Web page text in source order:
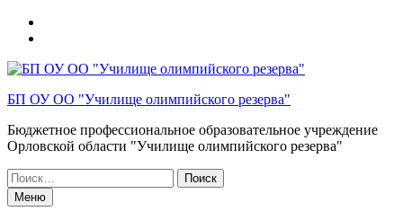
Одноклассниках
БП ОУ ОО "Училище олимпийского резерва"
Бюджетное профессиональное образовательное учреждение
Орловской области "Училище олимпийского резерва"
Искать:
Меню